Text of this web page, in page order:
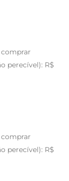
perecível): R$
perecível): R$